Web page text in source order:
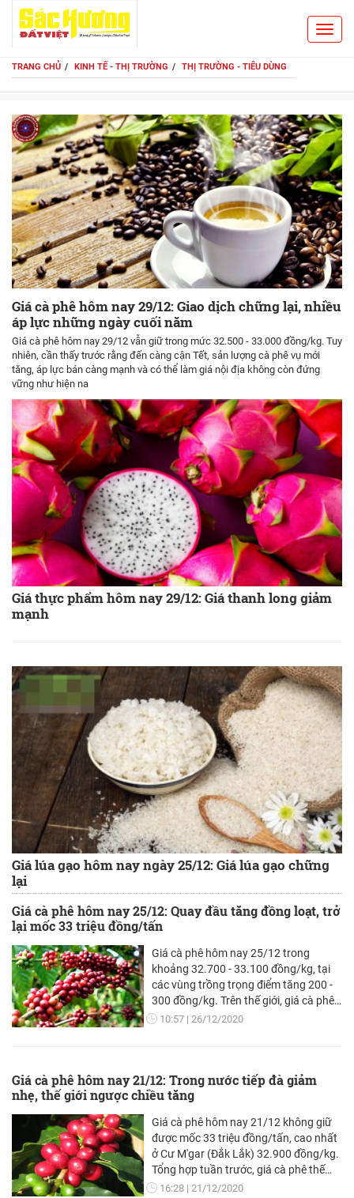
TRANG CHỦ KINH TẾ - THỊ TRƯỜNG THỊ TRƯỜNG - TIÊU DÙNG
Giá cà phê hôm nay 29/12: Giao dịch chững lại, nhiều
áp lực những ngày cuối năm
Giá cà phê hôm nay 29/12 vẫn giữ trong mức 32.500 - 33.000 đồng/kg. Tuy
nhiên, cần thấy trước rằng đến càng cận Tết, sản lượng cà phê vụ mới
tăng, áp lực bán càng mạnh và có thể làm giá nội địa không còn đứng
vững như hiện na
Giá thực phẩm hôm nay 29/12: Giá thanh long giảm
mạnh
Giá lúa gạo hôm nay ngày 25/12: Giá lúa gạo chững
lại
Giá cà phê hôm nay 25/12: Quay đầu tăng đồng loạt, trở
lại mốc 33 triệu đồng/tấn
Giá cà phê hôm nay 25/12 trong
khoảng 32.700 - 33.100 đồng/kg, tại
các vùng trồng trọng điểm tăng 200 -
300 đồng/kg. Trên thế giới, giá cà phê
cả 2 sàn tăng trước kỳ nghỉ lễ Giáng
10:57 26/12/2020
Giá cà phê hôm nay 21/12: Trong nước tiếp đà giảm
nhẹ, thế giới ngược chiều tăng
Giá cà phê hôm nay 21/12 không giữ
được mốc 33 triệu đồng/tấn, cao nhất
ở Cư M'gar (Đắk Lắk) 32.900 đồng/kg.
Tổng hợp tuần trước, giá cà phê thế
giới vẫn tăng dù chịu nhiều áp lực,
16:28 21/12/2020